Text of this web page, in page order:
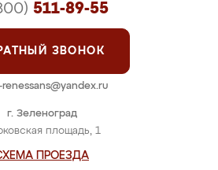
г. Зеленоград
площадь, 1
ПРОЕЗДА
511-89-55
ЗВОНОК